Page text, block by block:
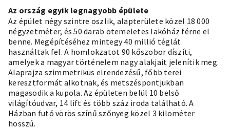
Az ország egyik legnagyobb épülete
Az épület négy szintre oszlik, alapterülete közel 18 000
négyzetméter, és 50 darab ötemeletes lakóház férne el
benne. Megépítéséhez mintegy 40 millió téglát
használtak fel. A homlokzatot 90 kőszobor díszíti,
amelyek a magyar történelem nagy alakjait jelenítik meg.
Alaprajza szimmetrikus elrendezésű, főbb terei
keresztformát alkotnak, és metszéspontjukban
magasodik a kupola. Az épületen belül 10 belső
világítóudvar, 14 lift és több száz iroda található. A
Házban futó vörös színű szőnyeg közel 3 kilométer
hosszú.